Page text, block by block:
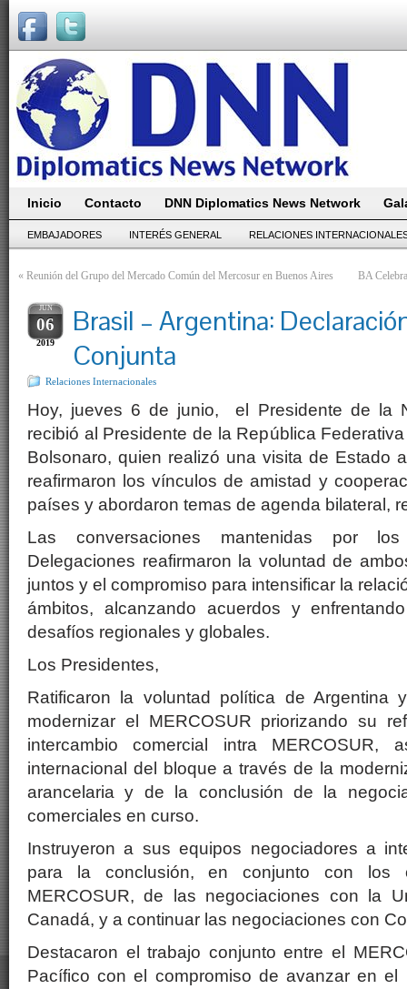
Inicio Contacto DNN Diplomatics News Network
EMBAJADORES INTERÉS GENERAL RELACIONES
« Reunión del Grupo del Mercado Común del Mercosur en Buenos Aires BA
JUN
06
2019
Brasil – Argentina:
Conjunta
Relaciones Internacionales
Hoy, jueves 6 de junio, el Presidente de la
recibió al Presidente de la República
Bolsonaro, quien realizó una visita de Estado
reafirmaron los vínculos de amistad y
países y abordaron temas de agenda bilateral,
Las conversaciones mantenidas por
Delegaciones reafirmaron la voluntad de
juntos y el compromiso para intensificar la
ámbitos, alcanzando acuerdos y
desafíos regionales y globales.
Los Presidentes,
Ratificaron la voluntad política de Argentina
modernizar el MERCOSUR priorizando su
intercambio comercial intra MERCOSUR,
internacional del bloque a través de la
arancelaria y de la conclusión de la
comerciales en curso.
Instruyeron a sus equipos negociadores a
para la conclusión, en conjunto con los
MERCOSUR, de las negociaciones con la
Canadá, y a continuar las negociaciones con
Destacaron el trabajo conjunto entre el
Pacífico con el compromiso de avanzar en el